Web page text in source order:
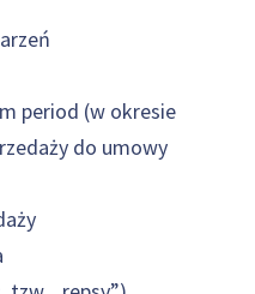
period (w okresie
do umowy